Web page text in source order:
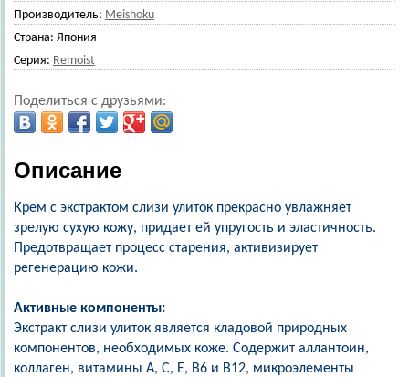
Производитель: Meishoku
Страна: Япония
Серия: Remoist
Поделиться с друзьями:
Описание
Крем с экстрактом слизи улиток прекрасно увлажняет
зрелую сухую кожу, придает ей упругость и эластичность.
Предотвращает процесс старения, активизирует
регенерацию кожи.
Активные компоненты:
Экстракт слизи улиток является кладовой природных
компонентов, необходимых коже. Содержит аллантоин,
коллаген, витамины А, С, Е, В6 и В12, микроэлементы